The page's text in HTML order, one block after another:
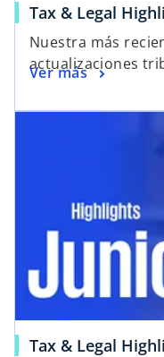
Tax & Legal
Nuestra más
actualizaciones
Ver más
Tax & Legal